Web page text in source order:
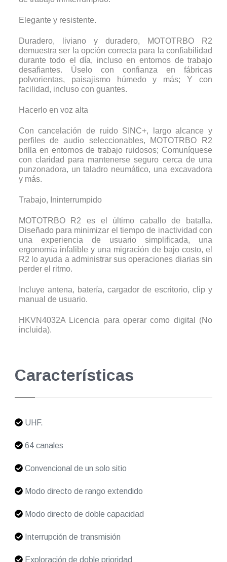
Elegante y resistente.
Duradero, liviano y duradero, MOTOTRBO R2
demuestra ser la opción correcta para la confiabilidad
durante todo el día, incluso en entornos de trabajo
desafiantes. Úselo con confianza en fábricas
polvorientas, paisajismo húmedo y más; Y con
facilidad, incluso con guantes.
Hacerlo en voz alta
Con cancelación de ruido SINC+, largo alcance y
perfiles de audio seleccionables, MOTOTRBO R2
brilla en entornos de trabajo ruidosos; Comuníquese
con claridad para mantenerse seguro cerca de una
punzonadora, un taladro neumático, una excavadora
y más.
Trabajo, Ininterrumpido
MOTOTRBO R2 es el último caballo de batalla.
Diseñado para minimizar el tiempo de inactividad con
una experiencia de usuario simplificada, una
ergonomía infalible y una migración de bajo costo, el
R2 lo ayuda a administrar sus operaciones diarias sin
perder el ritmo.
Incluye antena, batería, cargador de escritorio, clip y
manual de usuario.
HKVN4032A Licencia para operar como digital (No
incluida).
Características
UHF.
64 canales
Convencional de un solo sitio
Modo directo de rango extendido
Modo directo de doble capacidad
Interrupción de transmisión
Exploración de doble prioridad